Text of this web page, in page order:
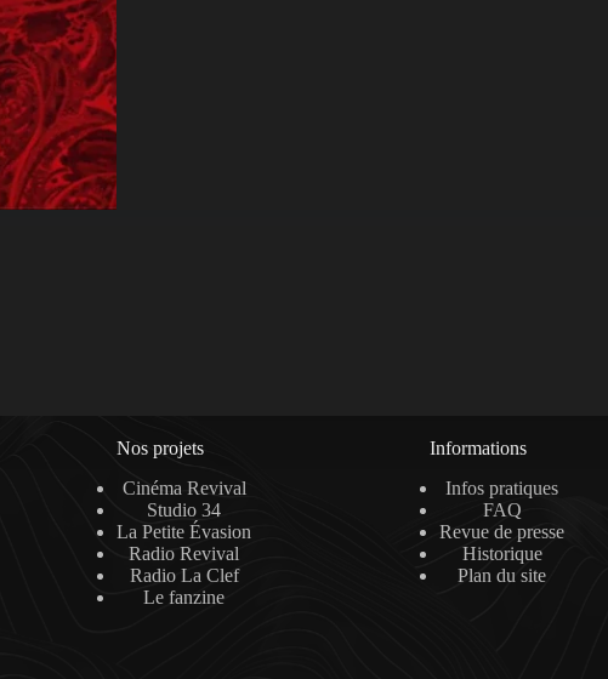
Nos projets
Cinéma Revival
Studio 34
La Petite Évasion
Radio Revival
Radio La Clef
Le fanzine
Informations
Infos pratiques
FAQ
Revue de presse
Historique
Plan du site